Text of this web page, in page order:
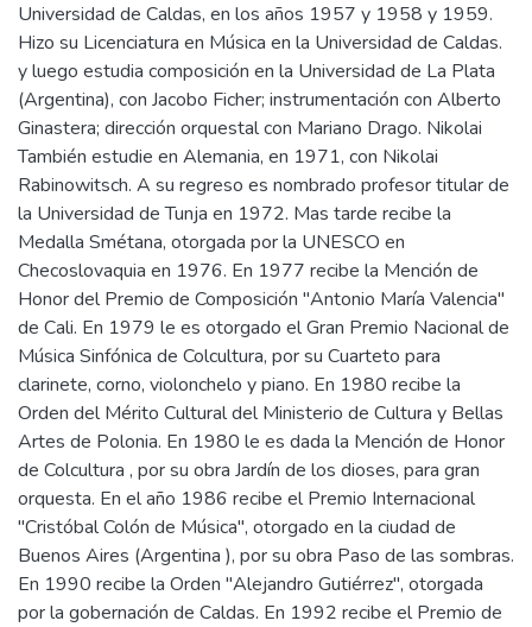
Universidad de Caldas, en los años 1957 y 1958 y 1959.
Hizo su Licenciatura en Música en la Universidad de Caldas.
y luego estudia composición en la Universidad de La Plata
(Argentina), con Jacobo Ficher; instrumentación con Alberto
Ginastera; dirección orquestal con Mariano Drago. Nikolai
También estudie en Alemania, en 1971, con Nikolai
Rabinowitsch. A su regreso es nombrado profesor titular de
la Universidad de Tunja en 1972. Mas tarde recibe la
Medalla Smétana, otorgada por la UNESCO en
Checoslovaquia en 1976. En 1977 recibe la Mención de
Honor del Premio de Composición "Antonio María Valencia"
de Cali. En 1979 le es otorgado el Gran Premio Nacional de
Música Sinfónica de Colcultura, por su Cuarteto para
clarinete, corno, violonchelo y piano. En 1980 recibe la
Orden del Mérito Cultural del Ministerio de Cultura y Bellas
Artes de Polonia. En 1980 le es dada la Mención de Honor
de Colcultura , por su obra Jardín de los dioses, para gran
orquesta. En el año 1986 recibe el Premio Internacional
"Cristóbal Colón de Música", otorgado en la ciudad de
Buenos Aires (Argentina ), por su obra Paso de las sombras.
En 1990 recibe la Orden "Alejandro Gutiérrez", otorgada
por la gobernación de Caldas. En 1992 recibe el Premio de